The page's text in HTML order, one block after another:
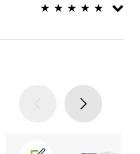
★ ★ ★ ★ ★